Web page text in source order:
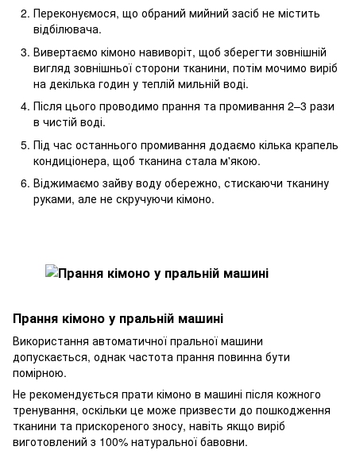
Переконуємося, що обраний мийний засіб не містить
відбілювача.
Вивертаємо кімоно навиворіт, щоб зберегти зовнішній
вигляд зовнішньої сторони тканини, потім мочимо виріб
на декілька годин у теплій мильній воді.
Після цього проводимо прання та промивання 2–3 рази
в чистій воді.
Під час останнього промивання додаємо кілька крапель
кондиціонера, щоб тканина стала м'якою.
Віджимаємо зайву воду обережно, стискаючи тканину
руками, але не скручуючи кімоно.
Прання кімоно у пральній машині
Використання автоматичної пральної машини
допускається, однак частота прання повинна бути
помірною.
Не рекомендується прати кімоно в машині після кожного
тренування, оскільки це може призвести до пошкодження
тканини та прискореного зносу, навіть якщо виріб
виготовлений з 100% натуральної бавовни.